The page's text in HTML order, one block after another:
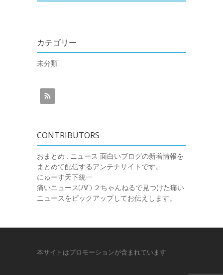
カテゴリー
未分類
CONTRIBUTORS
おまとめ : ニュース 面白いブログの新着情報を
まとめて配信するアンテナサイトです。
にゅーす天下統一
痛いニュース(ﾉ∀`) ２ちゃんねるで見つけた痛い
ニュースをピックアップしてお伝えします。
本サイトはプロモーションが含まれています